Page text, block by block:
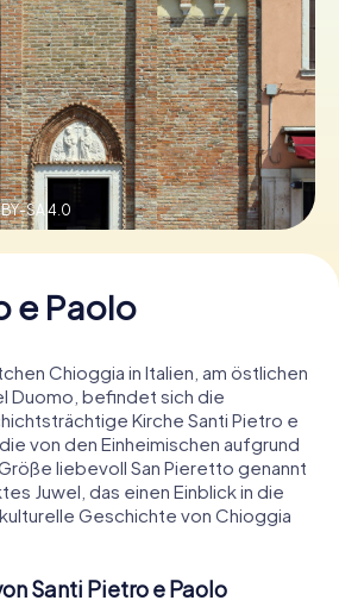
Tickets buchen
bestellen
SA 4.0
e Paolo
Chioggia in Italien, am östlichen
Duomo, befindet sich die
Kirche Santi Pietro e
von den Einheimischen aufgrund
liebevoll San Pieretto genannt
Juwel, das einen Einblick in die
Geschichte von Chioggia
Santi Pietro e Paolo